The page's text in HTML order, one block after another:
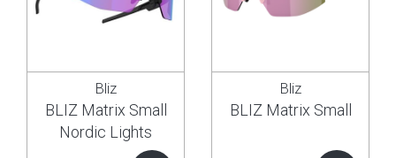
Bliz
BLIZ Matrix Small
Nordic Lights
Bliz
BLIZ Matrix Small